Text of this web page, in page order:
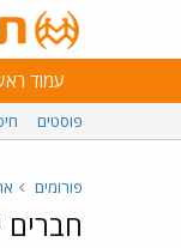
עמוד
פוסטים
פורומים